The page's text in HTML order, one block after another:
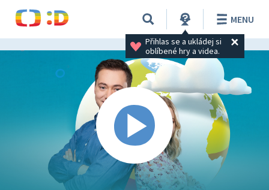
Přihlas se a ukládej si
oblíbené hry a videa.
MENU